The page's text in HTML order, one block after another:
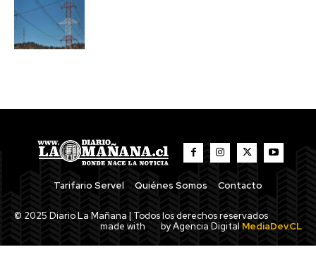
Tarifario Servel Quiénes Somos Contacto
© 2025 Diario La Mañana | Todos los derechos reservados
made with
by Agencia Digital MediaDev.CL